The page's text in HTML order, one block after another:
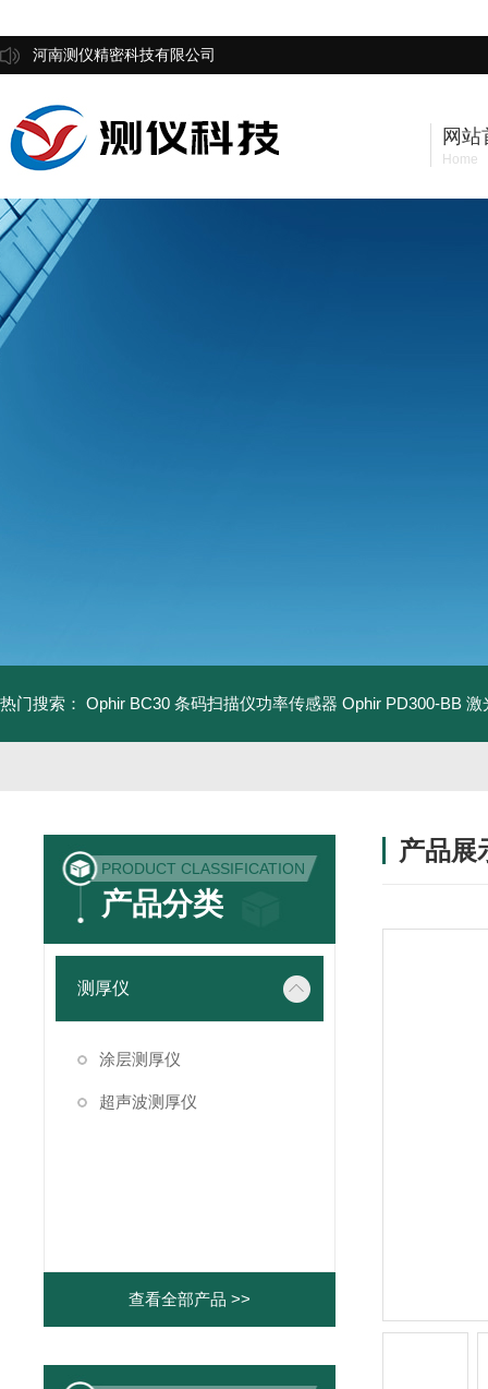
河南测仪精密科技有限公司
网站
Home
热门搜索： Ophir BC30 条码扫描仪功率传感器 Ophir PD300-BB
PRODUCT CLASSIFICATION
产品分类
测厚仪
涂层测厚仪
超声波测厚仪
查看全部产品 >>
产品展